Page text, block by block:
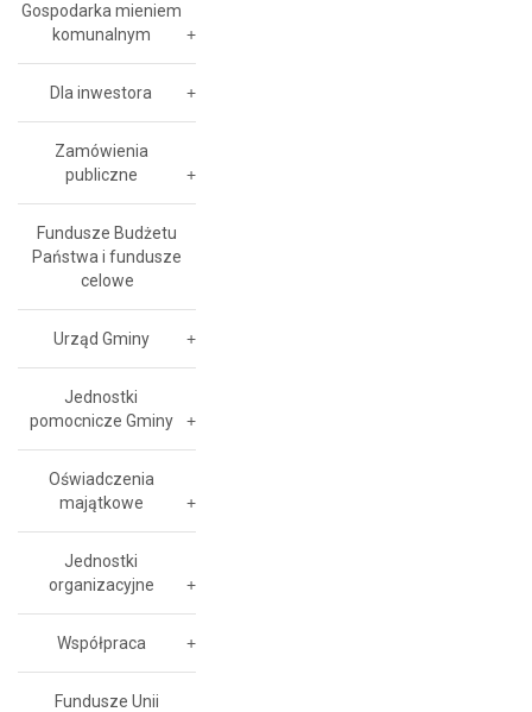
Gospodarka mieniem
komunalnym
Dla inwestora
Zamówienia
publiczne
Fundusze Budżetu
Państwa i fundusze
celowe
Urząd Gminy
Jednostki
pomocnicze Gminy
Oświadczenia
majątkowe
Jednostki
organizacyjne
Współpraca
Fundusze Unii